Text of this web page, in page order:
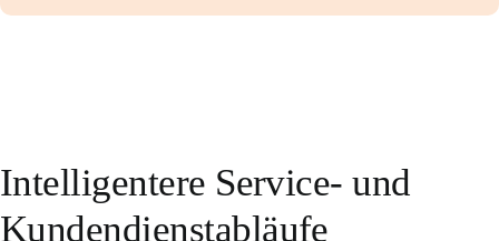
Intelligentere Service- und
Kundendienstabläufe